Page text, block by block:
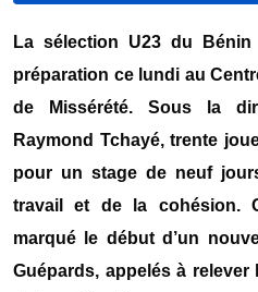
La sélection U23 du Bénin
préparation ce lundi au
de Missérété. Sous la
Raymond Tchayé, trente
pour un stage de neuf
travail et de la cohésion.
marqué le début d’un
Guépards, appelés à